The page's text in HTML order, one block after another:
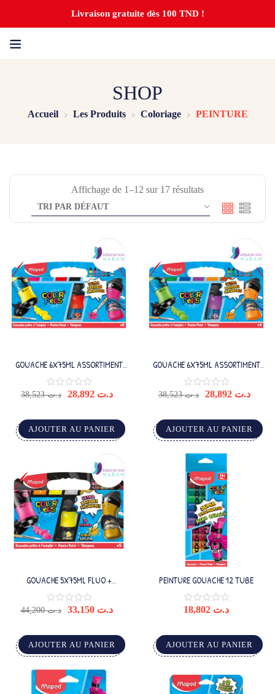
Livraison gratuite dès 100 TND !
SHOP
Accueil Les Produits Coloriage PEINTURE
Affichage de 1–12 sur 17 résultats
GOUACHE 6X75ML ASSORTIMENT
COULEURS STD
د.ت38,523 د.ت 28,892
AJOUTER AU PANIER
GOUACHE 6X75ML ASSORTIMENT
COULEUR SECONDAIRE
د.ت38,523 د.ت 28,892
AJOUTER AU PANIER
GOUACHE 5X75ML FLUO +
COULEURS MÉTAL
د.ت44,200 د.ت 33,150
AJOUTER AU PANIER
PEINTURE GOUACHE 12 TUBE
د.ت
AJOUTER AU PANIER